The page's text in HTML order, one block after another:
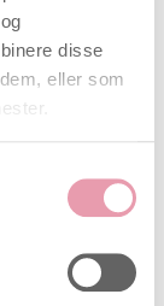
disse
eller som
-5 -6
93
%
77